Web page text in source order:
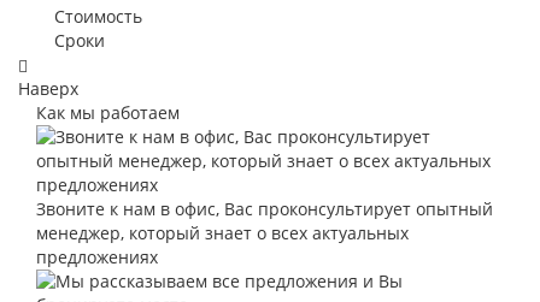
Стоимость
Сроки
Наверх
Как мы работаем
Звоните к нам в офис, Вас проконсультирует опытный
менеджер, который знает о всех актуальных
предложениях